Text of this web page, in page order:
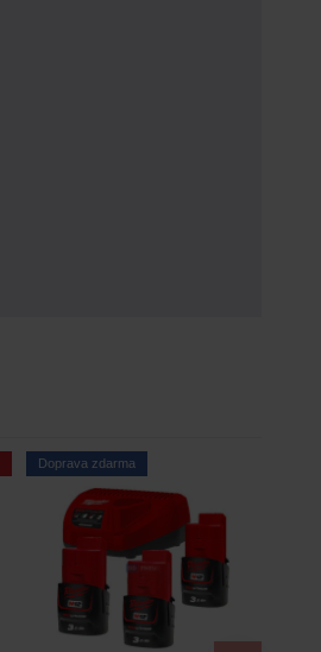
Doprava zdarma